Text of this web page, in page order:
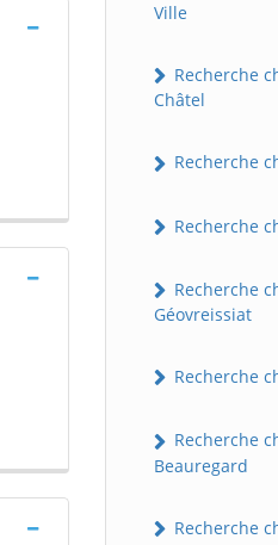
Ville
Recherche
Châtel
Recherche
Recherche
Recherche
Géovreissiat
Recherche
Recherche
Beauregard
Recherche